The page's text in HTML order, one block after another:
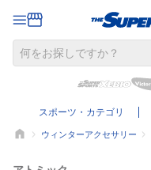
スポーツ・カテゴリ
ウィンターアクセサリー